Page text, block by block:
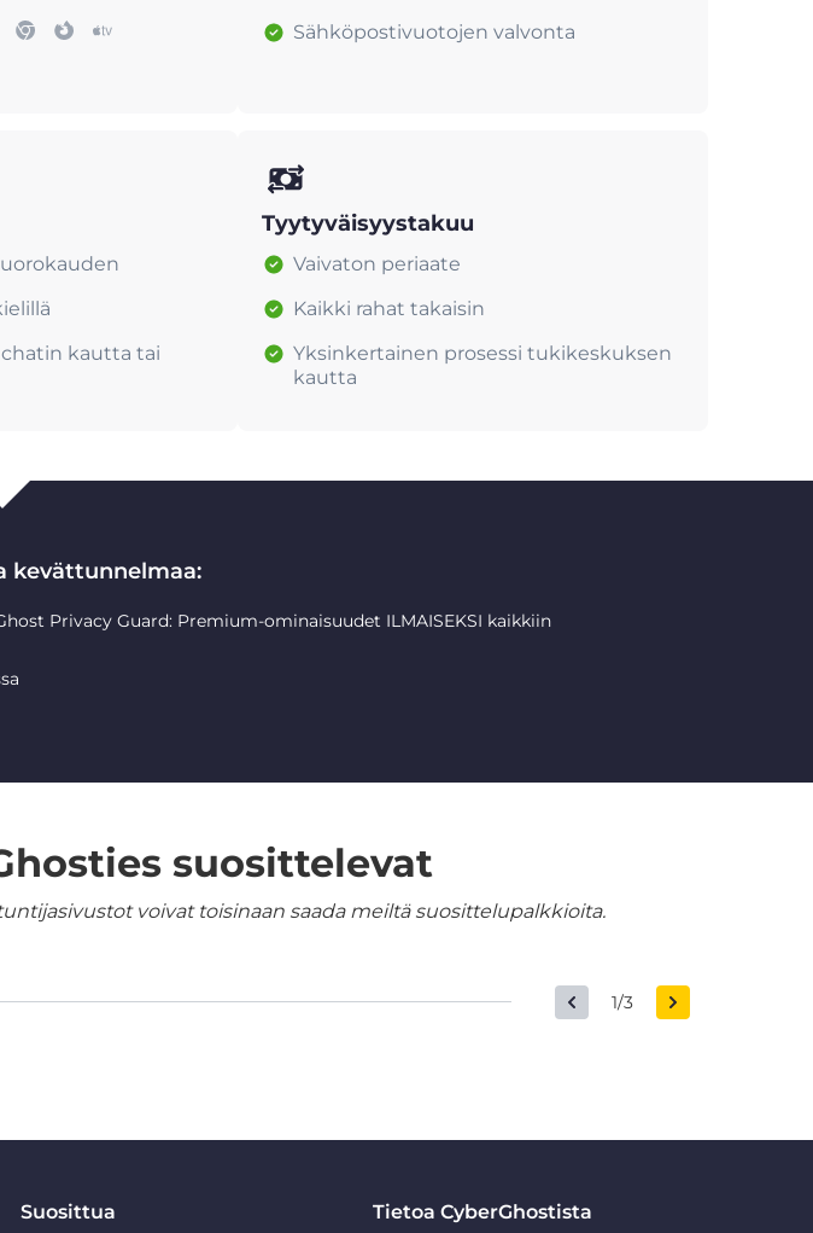
Sähköpostivuotojen valvonta
kautta tai
Tyytyväisyystakuu
Vaivaton periaate
Kaikki rahat takaisin
Yksinkertainen prosessi tukikeskuksen
kautta
kevättunnelmaa:
Privacy Guard: Premium-ominaisuudet ILMAISEKSI kaikkiin
suosittelevat
voivat toisinaan saada meiltä suosittelupalkkioita.
1/3
Suosittua Tietoa CyberGhostista